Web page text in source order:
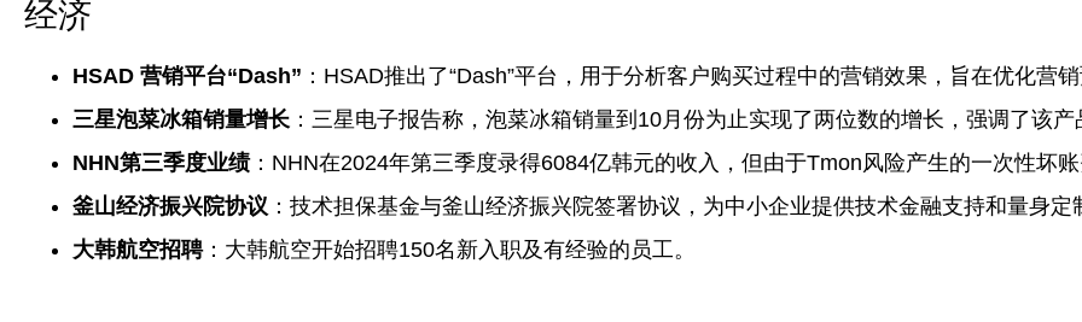
经济
HSAD 营销平台“Dash” ：HSAD推出了“Dash”平台，用于分析客户购买过程中的营销效果，旨在优化营
三星泡菜冰箱销量增长 ：三星电子报告称，泡菜冰箱销量到10月份为止实现了两位数的增长，强调了该
NHN第三季度业绩：NHN在2024年第三季度录得6084亿韩元的收入，但由于Tmon风险产生的一次性坏
釜山经济振兴院协议 ：技术担保基金与釜山经济振兴院签署协议，为中小企业提供技术金融支持和量身定
大韩航空招聘：大韩航空开始招聘150名新入职及有经验的员工。